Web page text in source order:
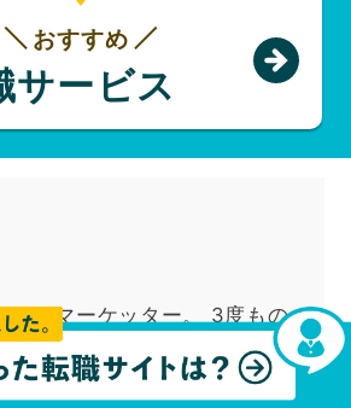
おすすめ
サービス
Webマーケッター。 3度もの
転職経験は転職Doライター
勢最多タイ。Web広告担当と